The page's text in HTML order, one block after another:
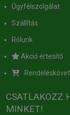
Ügyfélszolgálat
Szállítás
Rólunk
Akció értesítő
CSATLAKOZZ
MINKET!